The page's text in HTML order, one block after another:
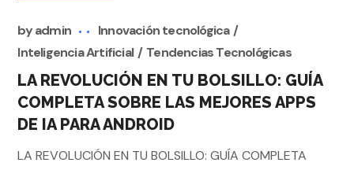
byadmin
Innovación tecnológica
Inteligencia Artificial
Tendencias Tecnológicas
LA REVOLUCIÓN EN TU BOLSILLO: GUÍA
COMPLETA SOBRE LAS MEJORES APPS
DE IA PARA ANDROID
LA REVOLUCIÓN EN TU BOLSILLO: GUÍA COMPLETA